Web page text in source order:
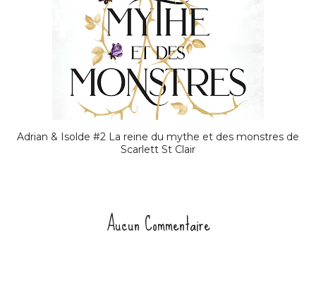
Adrian & Isolde #2 La reine du mythe et des monstres de
Scarlett St Clair
Aucun Commentaire